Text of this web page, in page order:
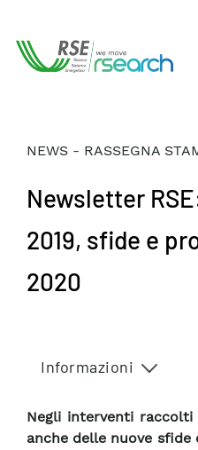
NEWS - RASSEGNA
Newsletter
2019, sfide e
2020
Informazioni
Negli interventi
anche delle nuove sfide